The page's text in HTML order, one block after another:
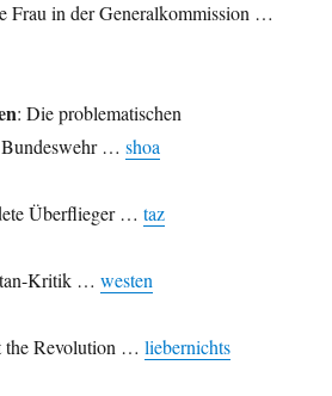
Frau in der Generalkommission …
: Die problematischen
Bundeswehr …shoa
Überflieger …taz
Kritik …westen
the Revolution …liebernichts